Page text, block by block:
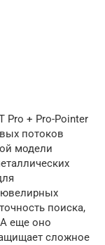
Pro + Pro-Pointer
потоков
модели
ювелирных
поиска,
еще оно
сложное